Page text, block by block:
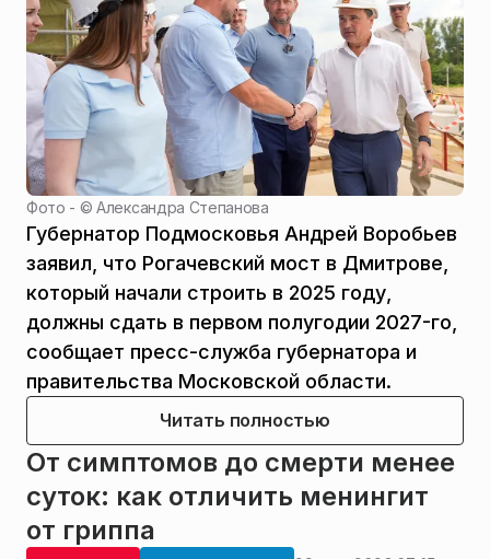
Фото - ©Александра Степанова
Губернатор Подмосковья Андрей Воробьев
заявил, что Рогачевский мост в Дмитрове,
который начали строить в 2025 году,
должны сдать в первом полугодии 2027-го,
сообщает пресс-служба губернатора и
правительства Московской области.
Читать полностью
От симптомов до смерти менее
суток: как отличить менингит
от гриппа